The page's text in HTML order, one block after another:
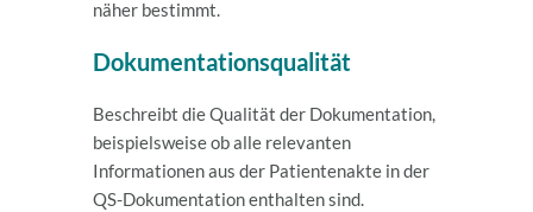
näher bestimmt.
Dokumentationsqualität
Beschreibt die Qualität der Dokumentation,
beispielsweise ob alle relevanten
Informationen aus der Patientenakte in der
QS-Dokumentation enthalten sind.